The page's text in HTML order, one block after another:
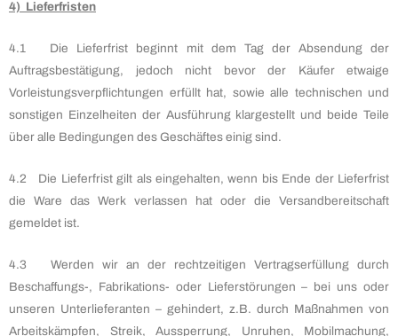
4) Lieferfristen
4.1 Die Lieferfrist beginnt mit dem Tag der Absendung der
Auftragsbestätigung, jedoch nicht bevor der Käufer etwaige
Vorleistungsverpflichtungen erfüllt hat, sowie alle technischen und
sonstigen Einzelheiten der Ausführung klargestellt und beide Teile
über alle Bedingungen des Geschäftes einig sind.
4.2 Die Lieferfrist gilt als eingehalten, wenn bis Ende der Lieferfrist
die Ware das Werk verlassen hat oder die Versandbereitschaft
gemeldet ist.
4.3 Werden wir an der rechtzeitigen Vertragserfüllung durch
Beschaffungs-, Fabrikations- oder Lieferstörungen – bei uns oder
unseren Unterlieferanten – gehindert, z.B. durch Maßnahmen von
Arbeitskämpfen, Streik, Aussperrung, Unruhen, Mobilmachung,